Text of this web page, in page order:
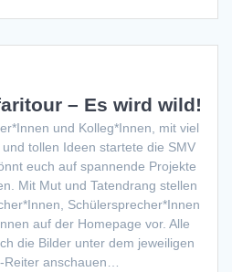
– Es wird wild!
und Kolleg*Innen, mit viel
tollen Ideen startete die SMV
euch auf spannende Projekte
Mit Mut und Tatendrang stellen
Schülersprecher*Innen
auf der Homepage vor. Alle
die Bilder unter dem jeweiligen
Reiter anschauen…